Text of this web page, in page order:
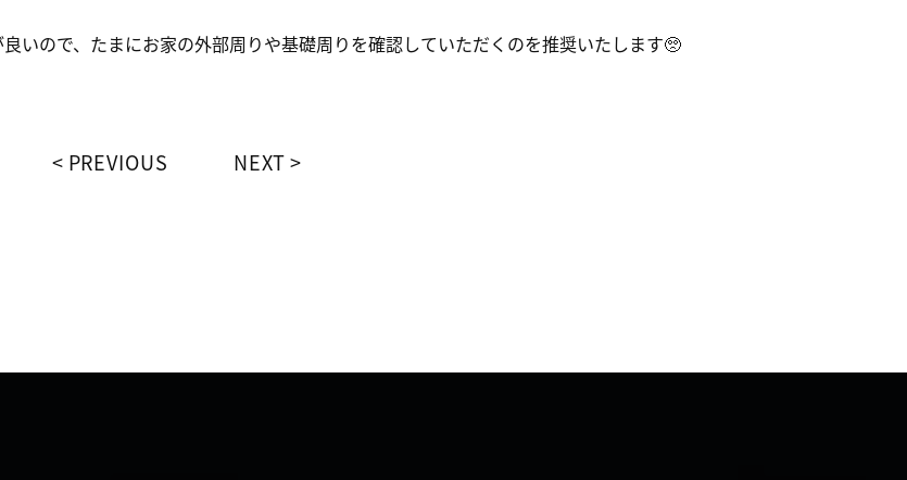
いので、たまにお家の外部周りや基礎周りを確認していただくのを推奨いたします🥺
PREVIOUS NEXT